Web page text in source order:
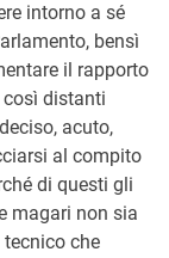
intorno a sé
bensì
il rapporto
distanti
acuto,
al compito
di questi gli
magari non sia
che